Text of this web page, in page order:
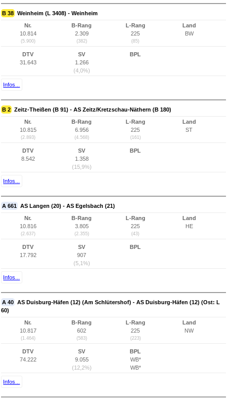
B 38 Weinheim (L 3408) - Weinheim
Nr.
10.814
(5.900)
B-Rang
2.309
(382)
L-Rang
225
(85)
Land
BW
DTV
31.643
SV
1.266
(4,0%)
BPL
Infos...
B 2 Zeitz-Theißen (B 91) - AS Zeitz/Kretzschau-Näthern (B 180)
Nr.
10.815
(2.893)
B-Rang
6.956
(4.568)
L-Rang
225
(161)
Land
ST
DTV
8.542
SV
1.358
(15,9%)
BPL
Infos...
A 661 AS Langen (20) - AS Egelsbach (21)
Nr.
10.816
(2.637)
B-Rang
3.805
(2.355)
L-Rang
225
(43)
Land
HE
DTV
17.792
SV
907
(5,1%)
BPL
Infos...
A 40 AS Duisburg-Häfen (12) (Am Schlütershof) - AS Duisburg-Häfen (12) (Ost: L
60)
Nr.
10.817
(1.464)
B-Rang
602
(583)
L-Rang
225
(223)
Land
NW
DTV
74.222
SV
9.055
(12,2%)
BPL
WB*
WB*
Infos...